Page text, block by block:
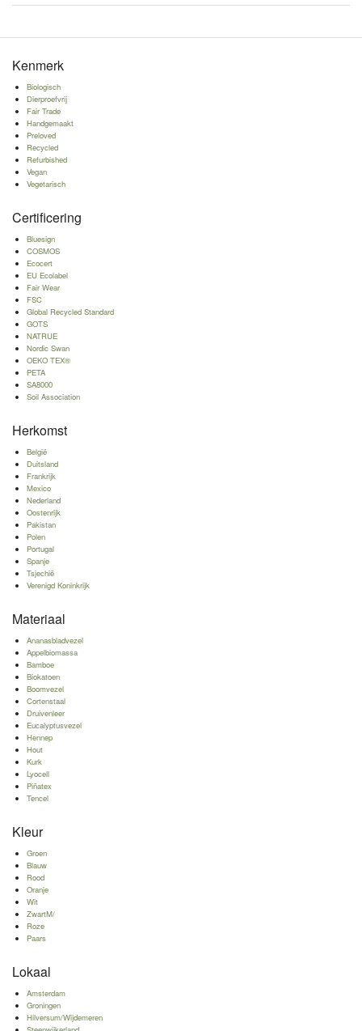
Kenmerk
Biologisch
Dierproefvrij
Fair Trade
Handgemaakt
Preloved
Recycled
Refurbished
Vegan
Vegetarisch
Certificering
Bluesign
COSMOS
Ecocert
EU Ecolabel
Fair Wear
FSC
Global Recycled Standard
GOTS
NATRUE
Nordic Swan
OEKO TEX®
PETA
SA8000
Soil Association
Herkomst
België
Duitsland
Frankrijk
Mexico
Nederland
Oostenrijk
Pakistan
Polen
Portugal
Spanje
Tsjechië
Verenigd Koninkrijk
Materiaal
Ananasbladvezel
Appelbiomassa
Bamboe
Biokatoen
Boomvezel
Cortenstaal
Druivenleer
Eucalyptusvezel
Hennep
Hout
Kurk
Lyocell
Piñatex
Tencel
Kleur
Groen
Blauw
Rood
Oranje
Wit
ZwartM/
Roze
Paars
Lokaal
Amsterdam
Groningen
Hilversum/Wijdemeren